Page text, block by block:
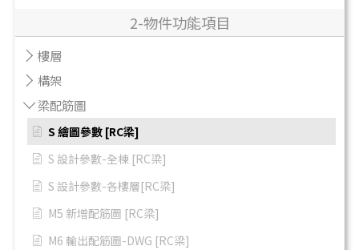
2-物件功能項目
樓層
構架
梁配筋圖
S 繪圖參數 [RC梁]
S 設計參數-全棟 [RC梁]
S 設計參數-各樓層[RC梁]
M5 新增配筋圖 [RC梁]
M6 輸出配筋圖-DWG [RC梁]